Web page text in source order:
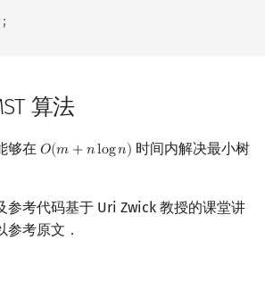
;
算法
够在 𝑂(𝑚 +𝑛log𝑛)
O(m+nlogn)
时间内解决最小树
参考代码基于 Uri Zwick 教授的课堂讲
参考原文．